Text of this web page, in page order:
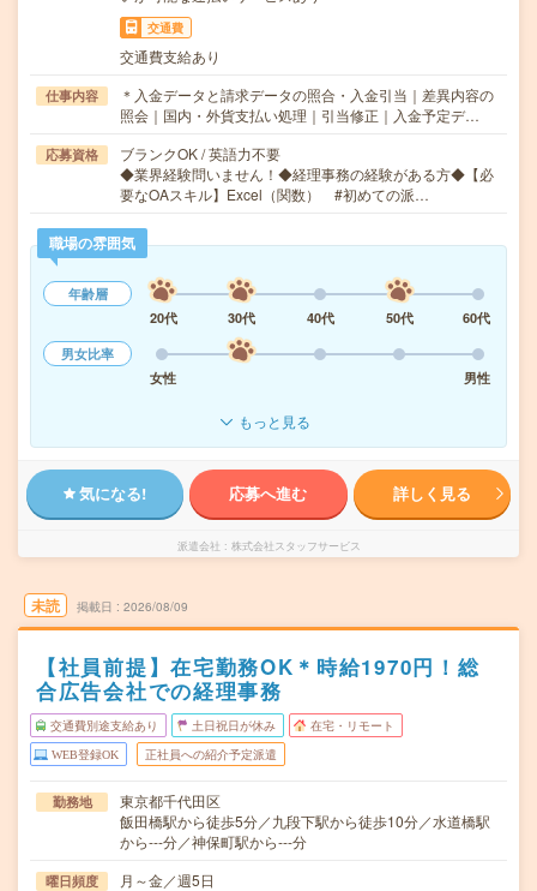
交通費
交通費支給あり
仕事内容
＊入金データと請求データの照合・入金引当｜差異内容の
照会｜国内・外貨支払い処理｜引当修正｜入金予定デ…
応募資格
ブランクOK / 英語力不要
◆業界経験問いません！◆経理事務の経験がある方◆【必
要なOAスキル】Excel（関数） #初めての派…
職場の雰囲気
年齢層
20代
30代 40代 50代
60代
男女比率
女性
男性
もっと見る
気になる! 応募へ進む 詳しく見る
派遣会社 株式会社スタッフサービス
未読 掲載日 2026/08/09
【社員前提】在宅勤務OK＊時給1970円！総
合広告会社での経理事務
交通費別途支給あり 土日祝日が休み 在宅・リモート
WEB登録OK 正社員への紹介予定派遣
勤務地
東京都千代田区
飯田橋駅から徒歩5分／九段下駅から徒歩10分／水道橋駅
から---分／神保町駅から---分
曜日頻度 月～金／週5日